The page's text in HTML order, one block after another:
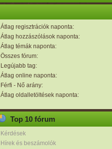
Átlag regisztrációk naponta:
Átlag hozzászólások naponta:
Átlag témák naponta:
Összes fórum:
Legújabb tag:
Átlag online naponta:
Férfi - Nő arány:
Átlag oldalletöltések naponta:
Top 10 fórum
Kérdések
Hírek és beszámolók